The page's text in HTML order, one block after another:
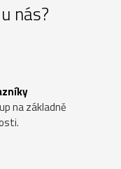
nás?
na základně